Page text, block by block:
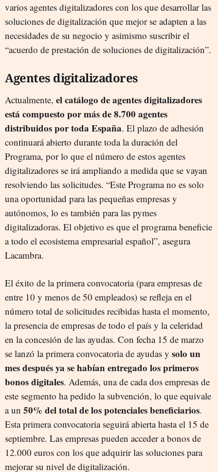
varios agentes digitalizadores con los que desarrollar las
soluciones de digitalización que mejor se adapten a las
necesidades de su negocio y asimismo suscribir el
“acuerdo de prestación de soluciones de digitalización”.
Agentes digitalizadores
Actualmente, el catálogo de agentes digitalizadores
está compuesto por más de 8.700 agentes
distribuidos por toda España. El plazo de adhesión
continuará abierto durante toda la duración del
Programa, por lo que el número de estos agentes
digitalizadores se irá ampliando a medida que se vayan
resolviendo las solicitudes. “Este Programa no es solo
una oportunidad para las pequeñas empresas y
autónomos, lo es también para las pymes
digitalizadoras. El objetivo es que el programa beneficie
a todo el ecosistema empresarial español”, asegura
Lacambra.
El éxito de la primera convocatoria (para empresas de
entre 10 y menos de 50 empleados) se refleja en el
número total de solicitudes recibidas hasta el momento,
la presencia de empresas de todo el país y la celeridad
en la concesión de las ayudas. Con fecha 15 de marzo
se lanzó la primera convocatoria de ayudas y solo un
mes después ya se habían entregado los primeros
bonos digitales. Además, una de cada dos empresas de
este segmento ha pedido la subvención, lo que equivale
a un 50% del total de los potenciales beneficiarios.
Esta primera convocatoria seguirá abierta hasta el 15 de
septiembre. Las empresas pueden acceder a bonos de
12.000 euros con los que adquirir las soluciones para
mejorar su nivel de digitalización.